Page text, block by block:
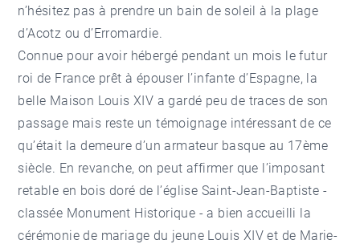
n’hésitez pas à prendre un bain de soleil à la plage
d’Acotz ou d’Erromardie.
Connue pour avoir hébergé pendant un mois le futur
roi de France prêt à épouser l’infante d’Espagne, la
belle Maison Louis XIV a gardé peu de traces de son
passage mais reste un témoignage intéressant de ce
qu’était la demeure d’un armateur basque au 17ème
siècle. En revanche, on peut affirmer que l’imposant
retable en bois doré de l’église Saint-Jean-Baptiste -
classée Monument Historique - a bien accueilli la
cérémonie de mariage du jeune Louis XIV et de Marie-